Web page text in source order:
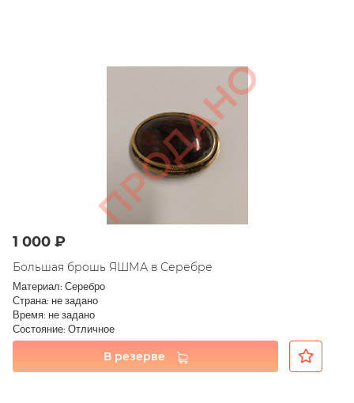
1 000 ₽
Большая брошь ЯШМА в Серебре
Материал: Серебро
Страна: не задано
Время: не задано
Состояние: Отличное
В резерве